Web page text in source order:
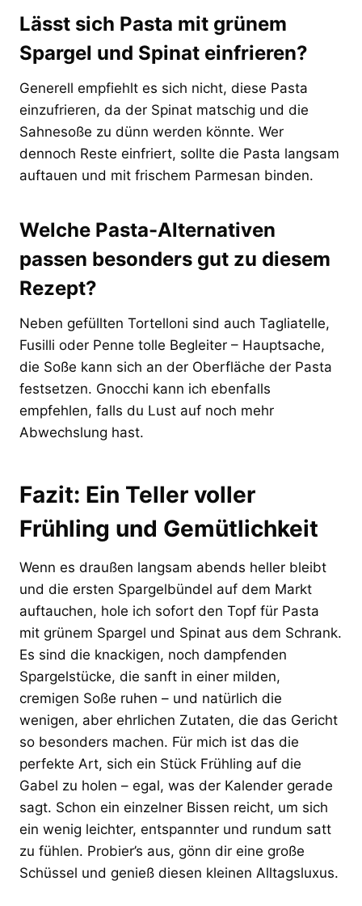
Lässt sich Pasta mit grünem
Spargel und Spinat einfrieren?
Generell empfiehlt es sich nicht, diese Pasta
einzufrieren, da der Spinat matschig und die
Sahnesoße zu dünn werden könnte. Wer
dennoch Reste einfriert, sollte die Pasta langsam
auftauen und mit frischem Parmesan binden.
Welche Pasta-Alternativen
passen besonders gut zu diesem
Rezept?
Neben gefüllten Tortelloni sind auch Tagliatelle,
Fusilli oder Penne tolle Begleiter – Hauptsache,
die Soße kann sich an der Oberfläche der Pasta
festsetzen. Gnocchi kann ich ebenfalls
empfehlen, falls du Lust auf noch mehr
Abwechslung hast.
Fazit: Ein Teller voller
Frühling und Gemütlichkeit
Wenn es draußen langsam abends heller bleibt
und die ersten Spargelbündel auf dem Markt
auftauchen, hole ich sofort den Topf für Pasta
mit grünem Spargel und Spinat aus dem Schrank.
Es sind die knackigen, noch dampfenden
Spargelstücke, die sanft in einer milden,
cremigen Soße ruhen – und natürlich die
wenigen, aber ehrlichen Zutaten, die das Gericht
so besonders machen. Für mich ist das die
perfekte Art, sich ein Stück Frühling auf die
Gabel zu holen – egal, was der Kalender gerade
sagt. Schon ein einzelner Bissen reicht, um sich
ein wenig leichter, entspannter und rundum satt
zu fühlen. Probier’s aus, gönn dir eine große
Schüssel und genieß diesen kleinen Alltagsluxus.